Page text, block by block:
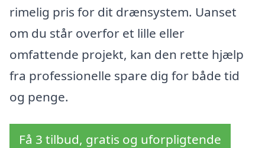
rimelig pris for dit drænsystem. Uanset
om du står overfor et lille eller
omfattende projekt, kan den rette hjælp
fra professionelle spare dig for både tid
og penge.
Få 3 tilbud, gratis og uforpligtende